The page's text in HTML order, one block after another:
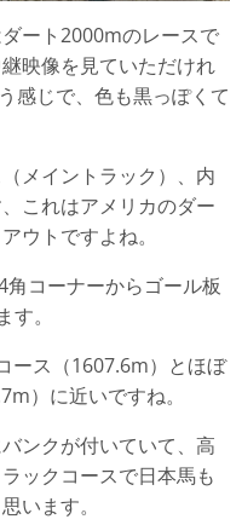
ート2000mのレースで
映像を見ていただけれ
感じで、色も黒っぽくて
メイントラック）、内
これはアメリカのダー
ウトですよね。
コーナーからゴール板
。
ース（1607.6m）とほぼ
）に近いですね。
ンクが付いていて、高
ックコースで日本馬も
います。